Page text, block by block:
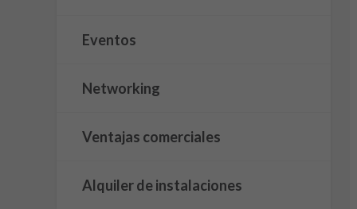
Eventos
Networking
Ventajas comerciales
Alquiler de instalaciones